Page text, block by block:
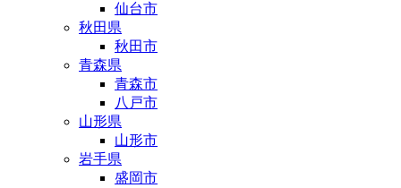
仙台市
秋田県
秋田市
青森県
青森市
八戸市
山形県
山形市
岩手県
盛岡市